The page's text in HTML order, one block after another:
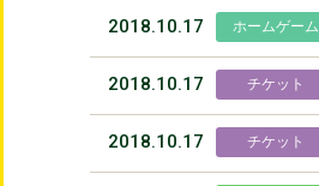
2018.10.17 ホームゲーム
2018.10.17 チケット
2018.10.17 チケット